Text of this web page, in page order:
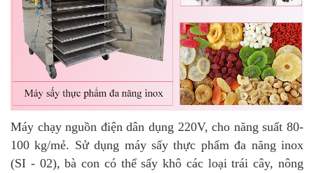
Máy chạy nguồn điện dân dụng 220V, cho năng suất 80-
100 kg/mẻ. Sử dụng máy sấy thực phẩm đa năng inox
(SI - 02), bà con có thể sấy khô các loại trái cây, nông